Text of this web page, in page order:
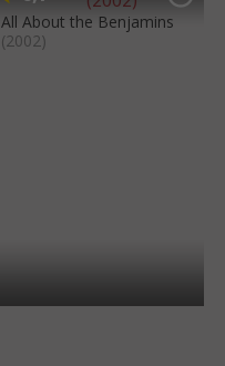
All About the Benjamins
(2002)